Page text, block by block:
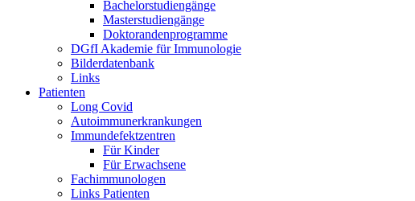
Bachelorstudiengänge
Masterstudiengänge
Doktorandenprogramme
DGfI Akademie für Immunologie
Bilderdatenbank
Links
Patienten
Long Covid
Autoimmunerkrankungen
Immundefektzentren
Für Kinder
Für Erwachsene
Fachimmunologen
Links Patienten